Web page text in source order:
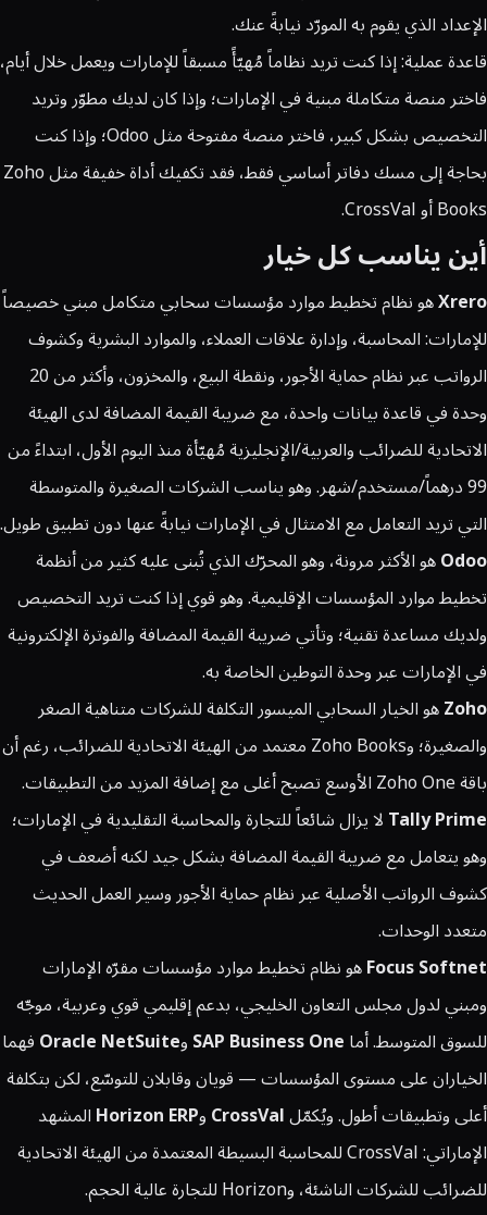
الإعداد الذي يقوم به المورّد نيابةً عنك.
قاعدة عملية: إذا كنت تريد نظاماً مُهيّأً مسبقاً للإمارات ويعمل خلال أيام،
فاختر منصة متكاملة مبنية في الإمارات؛ وإذا كان لديك مطوّر وتريد
التخصيص بشكل كبير، فاختر منصة مفتوحة مثل Odoo؛ وإذا كنت
بحاجة إلى مسك دفاتر أساسي فقط، فقد تكفيك أداة خفيفة مثل Zoho
Books أو CrossVal.
أين يناسب كل خيار
Xreroهو نظام تخطيط موارد مؤسسات سحابي متكامل مبني خصيصاً
للإمارات: المحاسبة، وإدارة علاقات العملاء، والموارد البشرية وكشوف
الرواتب عبر نظام حماية الأجور، ونقطة البيع، والمخزون، وأكثر من 20
وحدة في قاعدة بيانات واحدة، مع ضريبة القيمة المضافة لدى الهيئة
الاتحادية للضرائب والعربية/الإنجليزية مُهيّأة منذ اليوم الأول، ابتداءً من
99 درهماً/مستخدم/شهر. وهو يناسب الشركات الصغيرة والمتوسطة
التي تريد التعامل مع الامتثال في الإمارات نيابةً عنها دون تطبيق طويل.
Odooهو الأكثر مرونة، وهو المحرّك الذي تُبنى عليه كثير من أنظمة
تخطيط موارد المؤسسات الإقليمية. وهو قوي إذا كنت تريد التخصيص
ولديك مساعدة تقنية؛ وتأتي ضريبة القيمة المضافة والفوترة الإلكترونية
في الإمارات عبر وحدة التوطين الخاصة به.
Zohoهو الخيار السحابي الميسور التكلفة للشركات متناهية الصغر
والصغيرة؛ وZoho Books معتمد من الهيئة الاتحادية للضرائب، رغم أن
باقة Zoho One الأوسع تصبح أغلى مع إضافة المزيد من التطبيقات.
Tally Primeلا يزال شائعاً للتجارة والمحاسبة التقليدية في الإمارات؛
وهو يتعامل مع ضريبة القيمة المضافة بشكل جيد لكنه أضعف في
كشوف الرواتب الأصلية عبر نظام حماية الأجور وسير العمل الحديث
متعدد الوحدات.
Focus Softnetهو نظام تخطيط موارد مؤسسات مقرّه الإمارات
ومبني لدول مجلس التعاون الخليجي، بدعم إقليمي قوي وعربية، موجّه
للسوق المتوسط. أماSAP Business OneوOracle NetSuiteفهما
الخياران على مستوى المؤسسات — قويان وقابلان للتوسّع، لكن بتكلفة
أعلى وتطبيقات أطول. ويُكمّلCrossValوHorizon ERPالمشهد
الإماراتي: CrossVal للمحاسبة البسيطة المعتمدة من الهيئة الاتحادية
للضرائب للشركات الناشئة، وHorizon للتجارة عالية الحجم.